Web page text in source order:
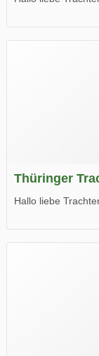
Wir wünschen
Thüringer
Hallo liebe
Wir wünschen